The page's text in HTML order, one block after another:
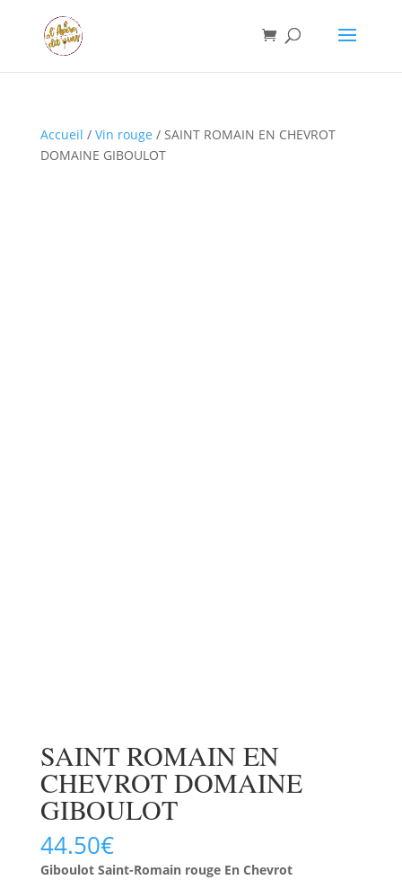
Accueil / Vin rouge / SAINT ROMAIN EN CHEVROT
DOMAINE GIBOULOT
SAINT ROMAIN EN
CHEVROT DOMAINE
GIBOULOT
44.50€
Giboulot Saint-Romain rouge En Chevrot